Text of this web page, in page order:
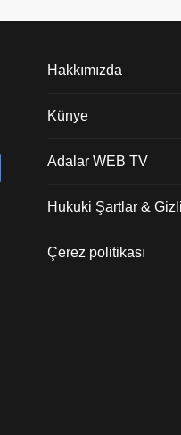
Hakkımızda
Künye
Adalar WEB TV
Hukuki Şartlar &
Çerez politikası